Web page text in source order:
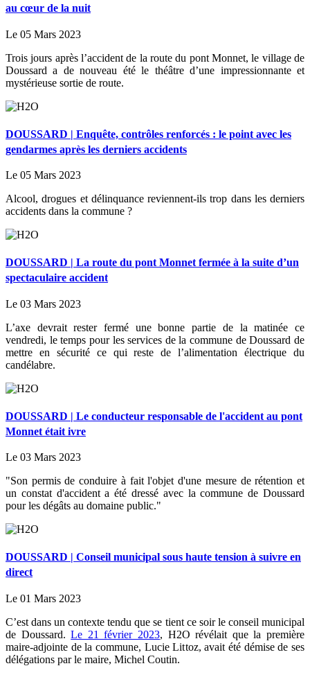
au cœur de la nuit
Le 05 Mars 2023
Trois jours après l’accident de la route du pont Monnet, le village de
Doussard a de nouveau été le théâtre d’une impressionnante et
mystérieuse sortie de route.
DOUSSARD | Enquête, contrôles renforcés : le point avec les
gendarmes après les derniers accidents
Le 05 Mars 2023
Alcool, drogues et délinquance reviennent-ils trop dans les derniers
accidents dans la commune ?
DOUSSARD | La route du pont Monnet fermée à la suite d’un
spectaculaire accident
Le 03 Mars 2023
L’axe devrait rester fermé une bonne partie de la matinée ce
vendredi, le temps pour les services de la commune de Doussard de
mettre en sécurité ce qui reste de l’alimentation électrique du
candélabre.
DOUSSARD | Le conducteur responsable de l'accident au pont
Monnet était ivre
Le 03 Mars 2023
"Son permis de conduire à fait l'objet d'une mesure de rétention et
un constat d'accident a été dressé avec la commune de Doussard
pour les dégâts au domaine public."
DOUSSARD | Conseil municipal sous haute tension à suivre en
direct
Le 01 Mars 2023
C’est dans un contexte tendu que se tient ce soir le conseil municipal
de Doussard.Le 21 février 2023, H2O révélait que la première
maire-adjointe de la commune, Lucie Littoz, avait été démise de ses
délégations par le maire, Michel Coutin.